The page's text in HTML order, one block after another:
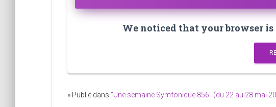
We noticed that your browser
» Publié dans "Une semaine Symfonique 856" (du 22 au 28 mai